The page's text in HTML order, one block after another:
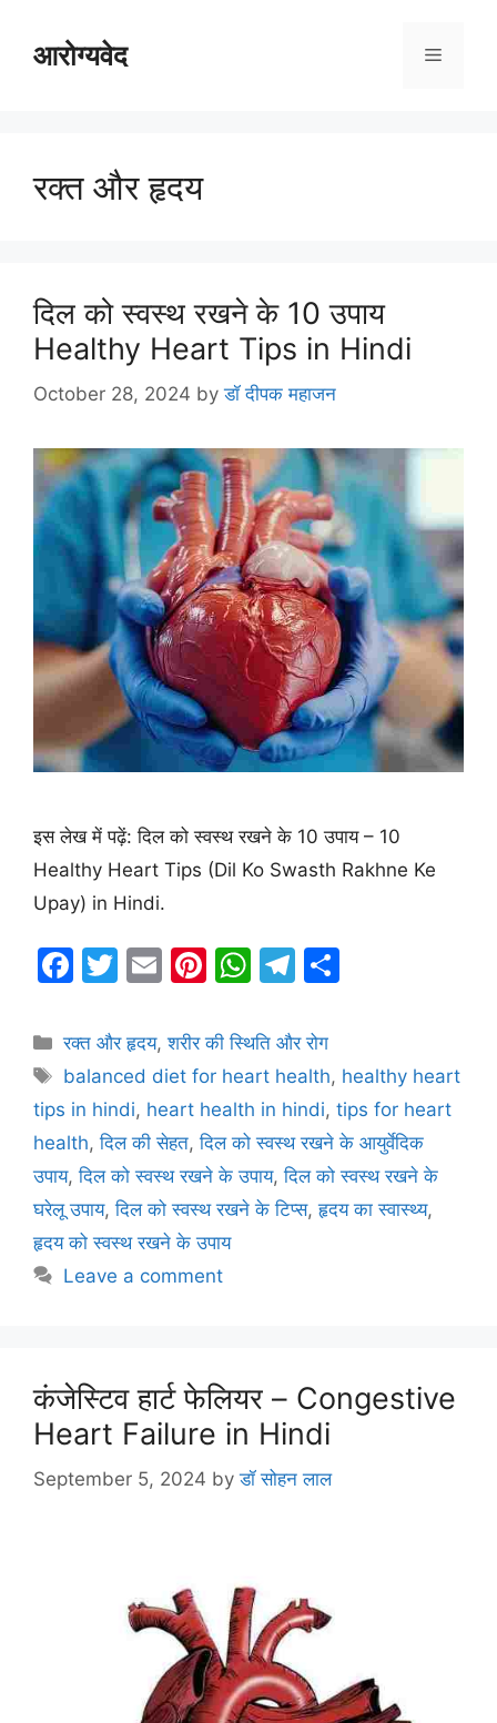
आरोग्यवेद Menu
रक्त और हृदय
दिल को स्वस्थ रखने के 10 उपाय
Healthy Heart Tips in Hindi
October 28, 2024 byडॉ दीपक महाजन
इस लेख में पढ़ें: दिल को स्वस्थ रखने के 10 उपाय – 10
Healthy Heart Tips (Dil Ko Swasth Rakhne Ke
Upay) in Hindi.
F
c
e
b
o
o
k
T
itt
er
E
ai
l
Pi
er
e
st
W
at
s
A
p
p
T
e
gr
a
m
e
Categories
रक्त और हृदय,शरीर की स्थिति और रोग
Tags
balanced diet for heart health, healthy heart
tips in hindi, heart health in hindi, tips for heart
health,दिल की सेहत,दिल को स्वस्थ रखने के आयुर्वेदिक
उपाय,दिल को स्वस्थ रखने के उपाय,दिल को स्वस्थ रखने के
घरेलू उपाय,दिल को स्वस्थ रखने के टिप्स,हृदय का स्वास्थ्य,
हृदय को स्वस्थ रखने के उपाय
Leave a comment
कंजेस्टिव हार्ट फेलियर – Congestive
Heart Failure in Hindi
September 5, 2024 byडॉ सोहन लाल